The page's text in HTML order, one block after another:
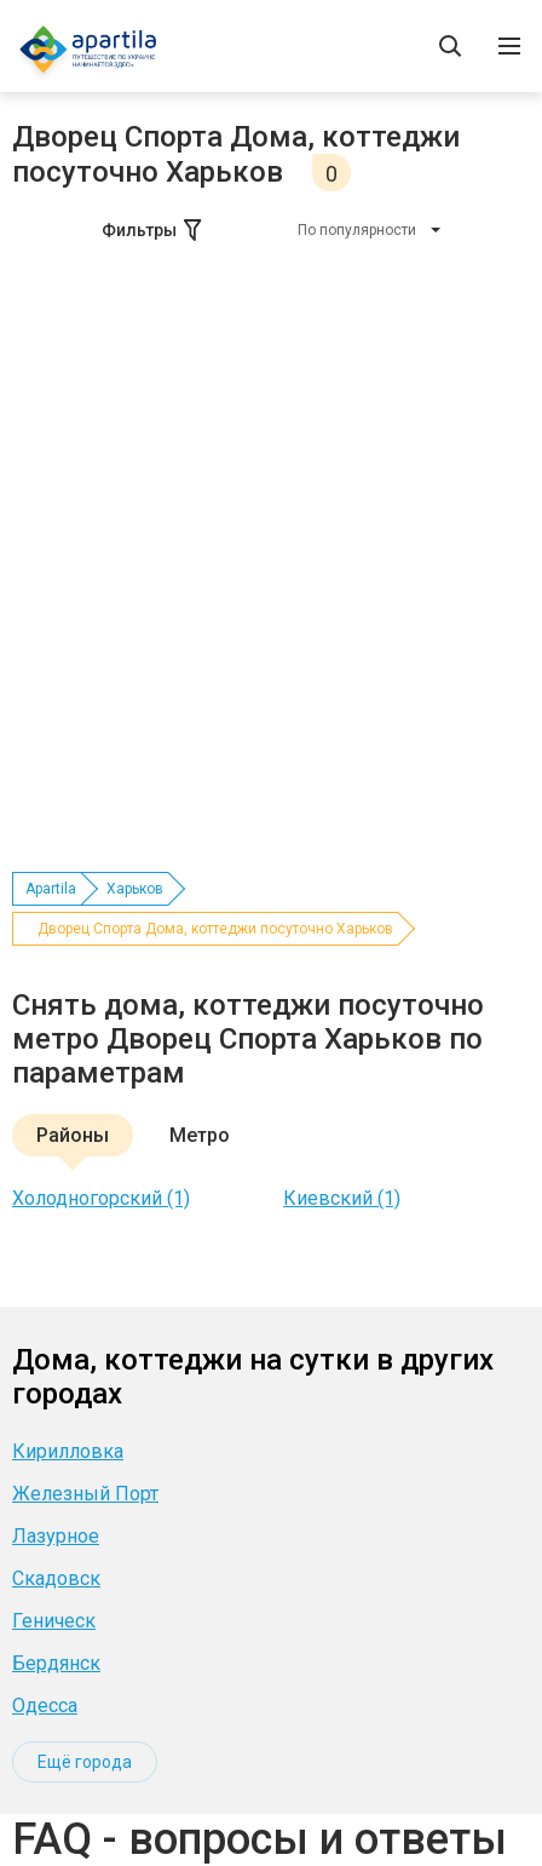
Дворец Спорта Дома, коттеджи
посуточно Харьков
0
Фильтры По популярности
Apartila Харьков
Дворец Спорта Дома, коттеджи посуточно Харьков
Снять дома, коттеджи посуточно
метро Дворец Спорта Харьков по
параметрам
Районы Метро
Холодногорский (1) Киевский (1)
Дома, коттеджи на сутки в других
городах
Кирилловка
Железный Порт
Лазурное
Скадовск
Геническ
Бердянск
Одесса
Ещё города
FAQ - вопросы и ответы